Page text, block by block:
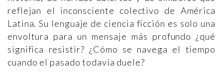
reflejan el inconsciente colectivo de América
Latina. Su lenguaje de ciencia ficción es solo una
envoltura para un mensaje más profundo ¿qué
significa resistir? ¿Cómo se navega el tiempo
cuando el pasado todavía duele?